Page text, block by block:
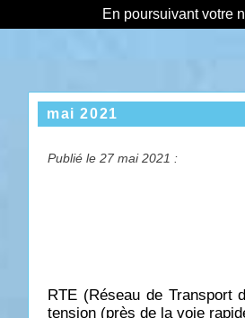
En poursuivant votre
mai 2021
Publié le 27 mai 2021 :
RTE (Réseau de Transport
tension (près de la voie